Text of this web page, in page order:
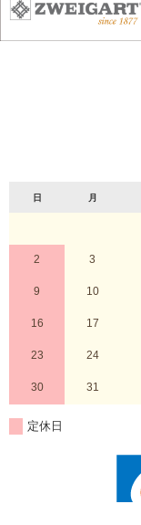
日 月
2 3
9 10
16 17
23 24
30 31
定休日